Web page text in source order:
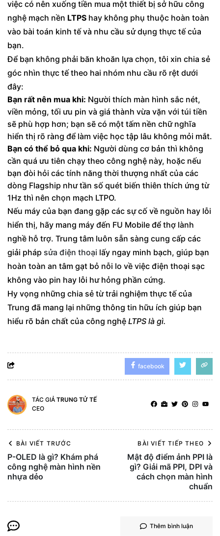
việc có nên xuống tiền mua một thiết bị sở hữu công
nghệ mạch nền LTPS hay không phụ thuộc hoàn toàn
vào bài toán kinh tế và nhu cầu sử dụng thực tế của
bạn.
Để bạn không phải băn khoăn lựa chọn, tôi xin chia sẻ
góc nhìn thực tế theo hai nhóm nhu cầu rõ rệt dưới
đây:
Bạn rất nên mua khi: Người thích màn hình sắc nét,
viền mỏng, tối ưu pin và giá thành vừa vặn với túi tiền
sẽ phù hợp hơn; bạn sẽ có một tấm nền chữ nghĩa
hiển thị rõ ràng để làm việc học tập lâu không mỏi mắt.
Bạn có thể bỏ qua khi: Người dùng cơ bản thì không
cần quá ưu tiên chạy theo công nghệ này, hoặc nếu
bạn đòi hỏi các tính năng thời thượng nhất của các
dòng Flagship như tần số quét biến thiên thích ứng từ
1Hz thì nên chọn mạch LTPO.
Nếu máy của bạn đang gặp các sự cố về nguồn hay lỗi
hiển thị, hãy mang máy đến FU Mobile để thợ lành
nghề hỗ trợ. Trung tâm luôn sẵn sàng cung cấp các
giải pháp sửa điện thoại lấy ngay minh bạch, giúp bạn
hoàn toàn an tâm gạt bỏ nỗi lo về việc điện thoại sạc
không vào pin hay lỗi hư hỏng phần cứng.
Hy vọng những chia sẻ từ trải nghiệm thực tế của
Trung đã mang lại những thông tin hữu ích giúp bạn
hiểu rõ bản chất của công nghệ LTPS là gì.
facebook
TÁC GIẢ TRUNG TỬ TẾ
CEO
BÀI VIẾT TRƯỚC
P-OLED là gì? Khám phá
công nghệ màn hình nền
nhựa dẻo
BÀI VIẾT TIẾP THEO
Mật độ điểm ảnh PPI là
gì? Giải mã PPI, DPI và
cách chọn màn hình
chuẩn
Thêm bình luận